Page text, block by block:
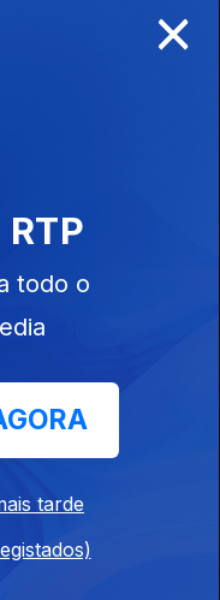
Dinamarca x
Polónia x Itália
20 jan. 2026
Macedónia do
×
todo o
tarde